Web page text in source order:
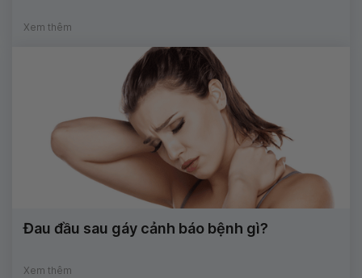
Xem thêm
Đau đầu sau gáy cảnh báo bệnh gì?
Xem thêm